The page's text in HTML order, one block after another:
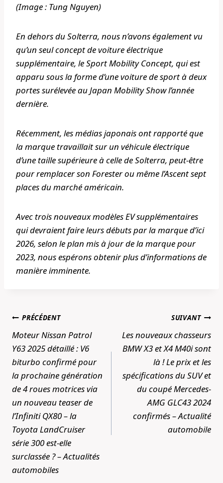
(Image : Tung Nguyen)
En dehors du Solterra, nous n’avons également vu
qu’un seul concept de voiture électrique
supplémentaire, le Sport Mobility Concept, qui est
apparu sous la forme d’une voiture de sport à deux
portes surélevée au Japan Mobility Show l’année
dernière.
Récemment, les médias japonais ont rapporté que
la marque travaillait sur un véhicule électrique
d’une taille supérieure à celle de Solterra, peut-être
pour remplacer son Forester ou même l’Ascent sept
places du marché américain.
Avec trois nouveaux modèles EV supplémentaires
qui devraient faire leurs débuts par la marque d’ici
2026, selon le plan mis à jour de la marque pour
2023, nous espérons obtenir plus d’informations de
manière imminente.
Navigation
de
l’article
PRÉCÉDENT
Moteur Nissan Patrol
Y63 2025 détaillé : V6
biturbo confirmé pour
la prochaine génération
de 4 roues motrices via
un nouveau teaser de
l’Infiniti QX80 – la
Toyota LandCruiser
série 300 est-elle
surclassée ? – Actualités
automobiles
SUIVANT
Les nouveaux chasseurs
BMW X3 et X4 M40i sont
là ! Le prix et les
spécifications du SUV et
du coupé Mercedes-
AMG GLC43 2024
confirmés – Actualité
automobile